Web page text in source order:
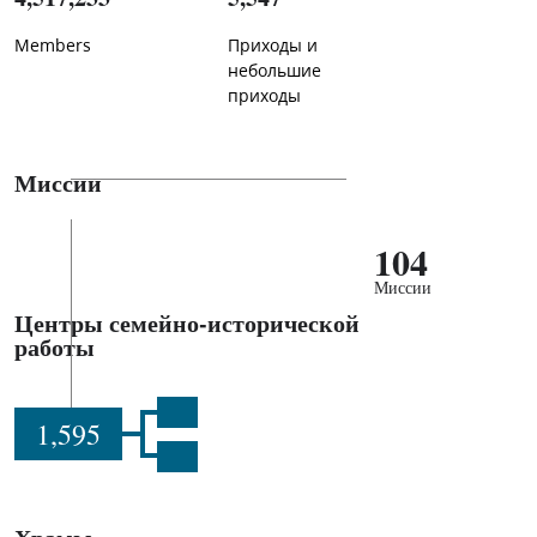
Members
Приходы и
небольшие
приходы
Миссии
104
Миссии
Центры семейно-исторической
работы
1,595